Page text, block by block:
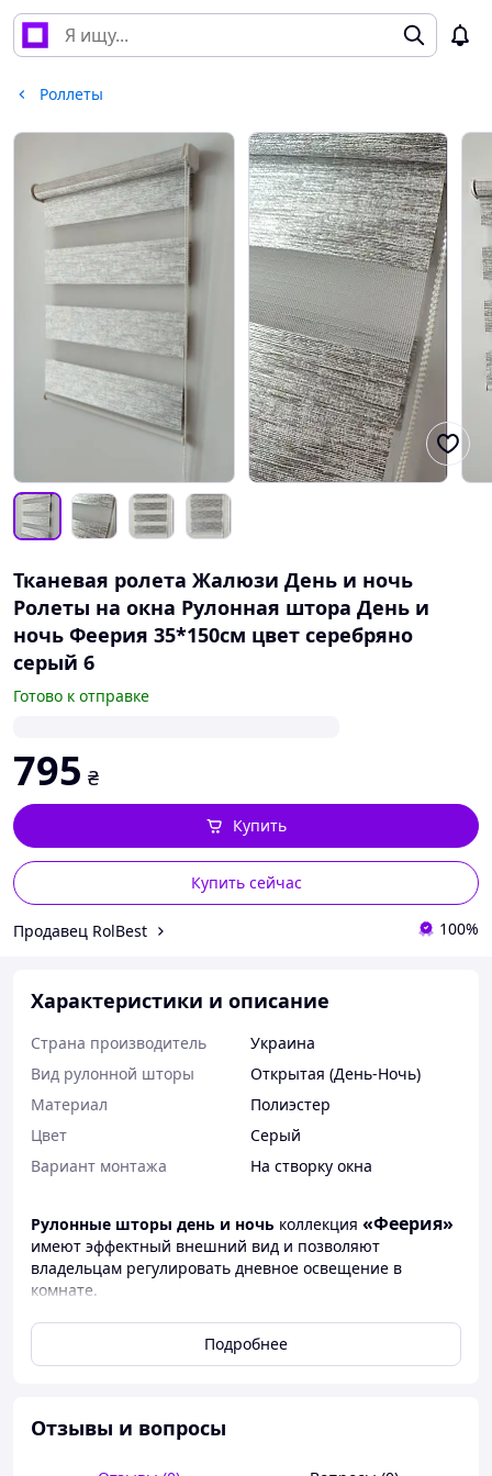
Роллеты
Тканевая ролета Жалюзи День и ночь
Ролеты на окна Рулонная штора День и
ночь Феерия 35*150см цвет серебряно
серый 6
Готово к отправке
795 ₴
Купить сейчас
Купить
Продавец RolBest 100%
Характеристики и описание
Страна производитель
Украина
Вид рулонной шторы
Открытая (День-Ночь)
Материал
Полиэстер
Цвет
Серый
Вариант монтажа
На створку окна
Рулонные шторы день и ночь коллекция «Феерия»
имеют эффектный внешний вид и позволяют
владельцам регулировать дневное освещение в
комнате.
Турецкая ткань имеет смесовую структуру с блеском.
Состоит из светонепроницаемых и прозрачных полос
степень затемнения которых до 80%. Установив
практичный вариант для декора окон.
Подробнее
Отзывы и вопросы